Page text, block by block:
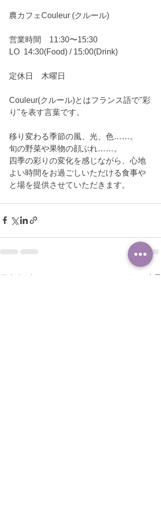
農カフェCouleur (クルール)
営業時間　11:30〜15:30
LO  14:30(Food) / 15:00(Drink)
定休日　木曜日
Couleur(クルール)とはフランス語で"彩
り"を表す言葉です。
移り変わる季節の風、光、色……。
旬の野菜や果物の顔ぶれ……。
四季の彩りの変化を感じながら、心地
よい時間をお過ごしいただける食事や
と場を提供させていただきます。
すべて表示